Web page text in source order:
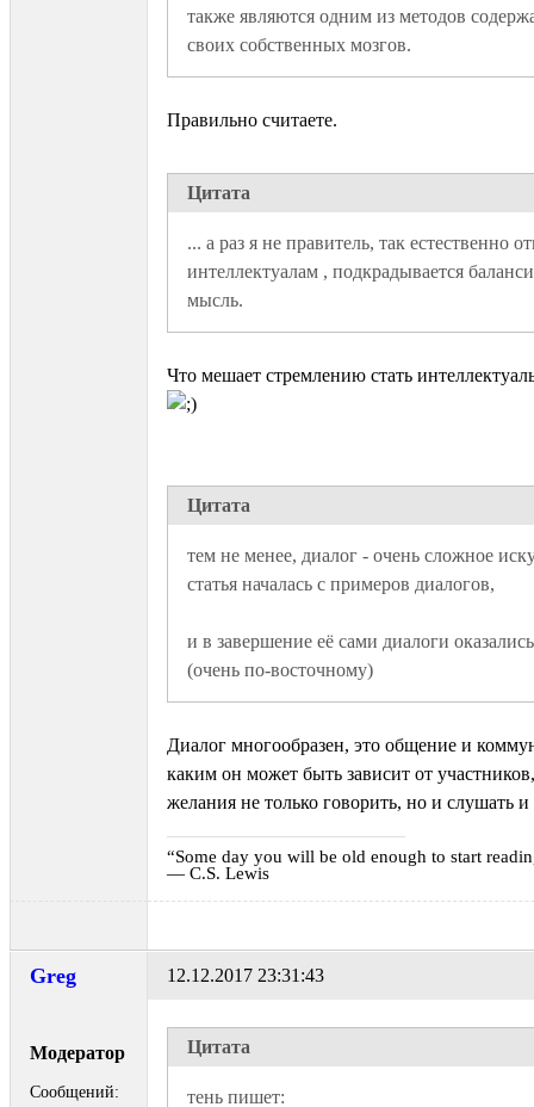
также являются одним из методов
своих собственных мозгов.
Правильно считаете.
Цитата
... а раз я не правитель, так естественно
интеллектуалам , подкрадывается
мысль.
Что мешает стремлению стать
Цитата
тем не менее, диалог - очень сложное
и в завершение её сами диалоги
(очень по-восточному)
Диалог многообразен, это общение и
каким он может быть зависит от
желания не только говорить, но и слушать
“Some day you will be old enough to start
― C.S. Lewis
Greg
Модератор
Сообщений:
12.12.2017 23:31:43
Цитата